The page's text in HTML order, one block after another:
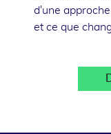
d'une
et ce que